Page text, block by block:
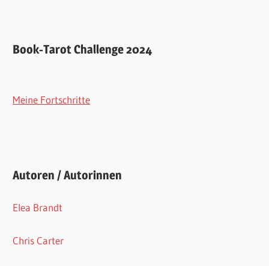
Book-Tarot Challenge 2024
Meine Fortschritte
Autoren / Autorinnen
Elea Brandt
Chris Carter